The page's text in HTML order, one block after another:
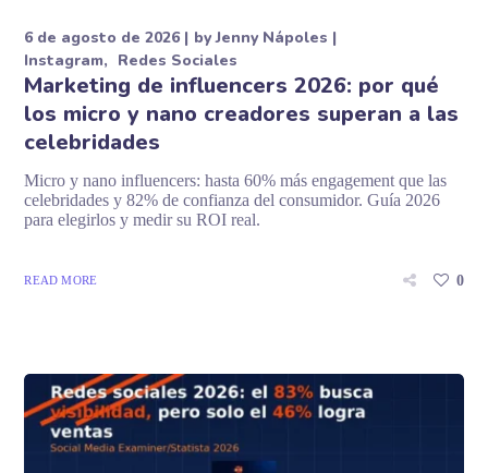
6 de agosto de 2026 byJenny Nápoles
Instagram
Redes Sociales
Marketing de influencers 2026: por qué
los micro y nano creadores superan a las
celebridades
Micro y nano influencers: hasta 60% más engagement que las
celebridades y 82% de confianza del consumidor. Guía 2026
para elegirlos y medir su ROI real.
READ MORE 0